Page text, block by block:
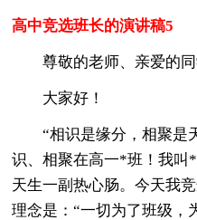
高中竞选班长的演讲稿5
尊敬的老师、亲爱的同
大家好！
“相识是缘分，相聚是
识、相聚在高一*班！我叫
天生一副热心肠。今天我
理念是：“一切为了班级，